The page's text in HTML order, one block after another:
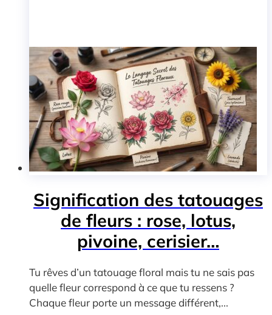
Signification des tatouages
de fleurs : rose, lotus,
pivoine, cerisier…
Tu rêves d’un tatouage floral mais tu ne sais pas
quelle fleur correspond à ce que tu ressens ?
Chaque fleur porte un message différent,...